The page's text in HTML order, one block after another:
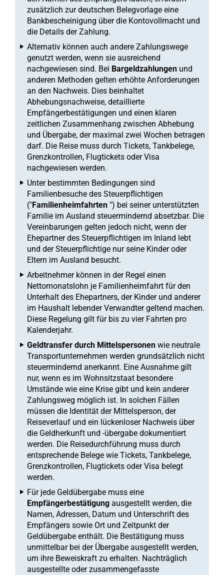
zusätzlich zur deutschen Belegvorlage eine
Bankbescheinigung über die Kontovollmacht und
die Details der Zahlung.
Alternativ können auch andere Zahlungswege
genutzt werden, wenn sie ausreichend
nachgewiesen sind. Bei Bargeldzahlungen und
anderen Methoden gelten erhöhte Anforderungen
an den Nachweis. Dies beinhaltet
Abhebungsnachweise, detaillierte
Empfängerbestätigungen und einen klaren
zeitlichen Zusammenhang zwischen Abhebung
und Übergabe, der maximal zwei Wochen betragen
darf. Die Reise muss durch Tickets, Tankbelege,
Grenzkontrollen, Flugtickets oder Visa
nachgewiesen werden.
Unter bestimmten Bedingungen sind
Familienbesuche des Steuerpflichtigen
("Familienheimfahrten ") bei seiner unterstützten
Familie im Ausland steuermindernd absetzbar. Die
Vereinbarungen gelten jedoch nicht, wenn der
Ehepartner des Steuerpflichtigen im Inland lebt
und der Steuerpflichtige nur seine Kinder oder
Eltern im Ausland besucht.
Arbeitnehmer können in der Regel einen
Nettomonatslohn je Familienheimfahrt für den
Unterhalt des Ehepartners, der Kinder und anderer
im Haushalt lebender Verwandter geltend machen.
Diese Regelung gilt für bis zu vier Fahrten pro
Kalenderjahr.
Geldtransfer durch Mittelspersonen wie neutrale
Transportunternehmen werden grundsätzlich nicht
steuermindernd anerkannt. Eine Ausnahme gilt
nur, wenn es im Wohnsitzstaat besondere
Umstände wie eine Krise gibt und kein anderer
Zahlungsweg möglich ist. In solchen Fällen
müssen die Identität der Mittelsperson, der
Reiseverlauf und ein lückenloser Nachweis über
die Geldherkunft und -übergabe dokumentiert
werden. Die Reisedurchführung muss durch
entsprechende Belege wie Tickets, Tankbelege,
Grenzkontrollen, Flugtickets oder Visa belegt
werden.
Für jede Geldübergabe muss eine
Empfängerbestätigung ausgestellt werden, die
Namen, Adressen, Datum und Unterschrift des
Empfängers sowie Ort und Zeitpunkt der
Geldübergabe enthält. Die Bestätigung muss
unmittelbar bei der Übergabe ausgestellt werden,
um ihre Beweiskraft zu erhalten. Nachträglich
ausgestellte oder zusammengefasste